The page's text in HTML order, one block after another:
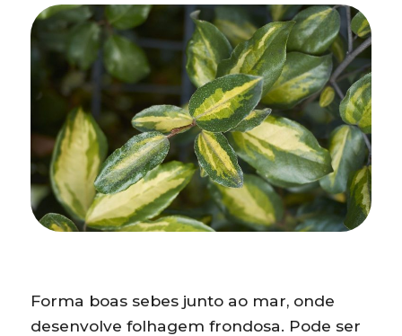
Forma boas sebes junto ao mar, onde
desenvolve folhagem frondosa. Pode ser